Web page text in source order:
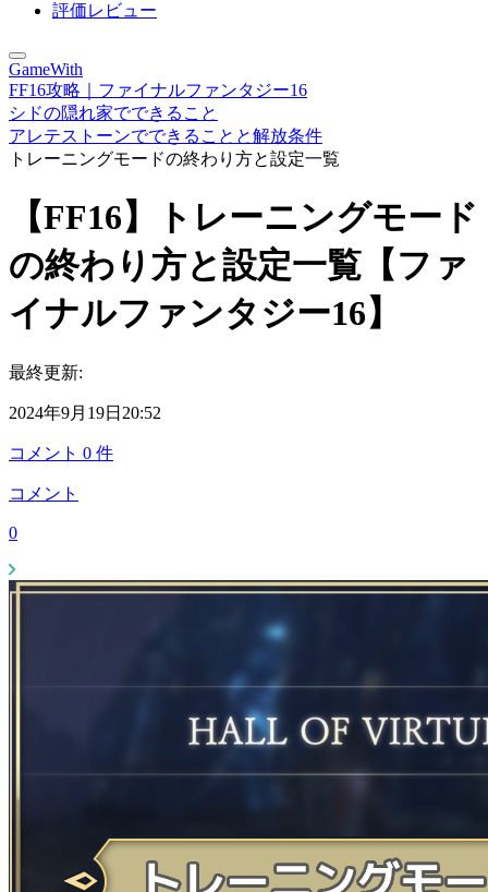
評価レビュー
GameWith
FF16攻略｜ファイナルファンタジー16
シドの隠れ家でできること
アレテストーンでできることと解放条件
トレーニングモードの終わり方と設定一覧
【FF16】トレーニングモード
の終わり方と設定一覧【ファ
イナルファンタジー16】
最終更新:
2024年9月19日20:52
コメント 0 件
コメント
0